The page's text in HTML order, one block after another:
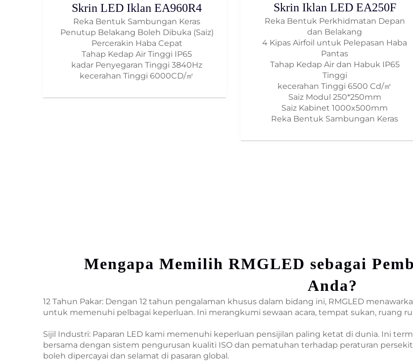
Skrin LED Iklan EA960R4
Reka Bentuk Sambungan Keras
Penutup Belakang Boleh Dibuka (Saiz)
Percerakin Haba Cepat
Tahap Kedap Air Tinggi IP65
kadar Penyegaran Tinggi 3840Hz
kecerahan Tinggi 6000CD/㎡
Skrin Iklan LED EA250F
Reka Bentuk Perkhidmatan Depan
dan Belakang
4 Kipas Airfoil untuk Pelepasan Haba
Pantas
Tahap Kedap Air dan Habuk IP65
Tinggi
kecerahan Tinggi 6500 Cd/㎡
Saiz Modul 250*250mm
Saiz Kabinet 1000x500mm
Reka Bentuk Sambungan Keras
Mengapa Memilih RMGLED sebagai
Anda?
12 Tahun Pakar: Dengan 12 tahun pengalaman khusus dalam bidang ini, RMGLED
untuk memenuhi pelbagai keperluan. Ini merangkumi sewaan acara, tempat sukan, ruang
Sijil Industri: Paparan LED kami memenuhi keperluan pensijilan paling ketat di dunia. Ini
bersama dengan sistem pengurusan kualiti ISO dan pematuhan terhadap peraturan
boleh dipercayai dan selamat di pasaran global.